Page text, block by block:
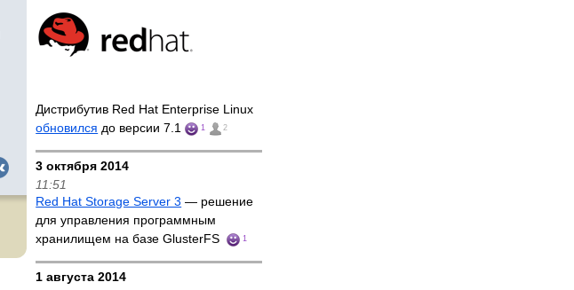
Дистрибутив Red Hat Enterprise Linux
обновился до версии 7.1 1 2
3 октября 2014
11:51
Red Hat Storage Server 3 — решение
для управления программным
хранилищем на базе GlusterFS
1
1 августа 2014